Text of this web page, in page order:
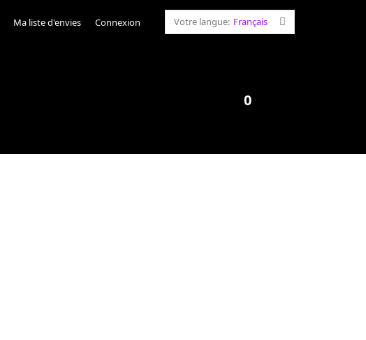
Votre langue: Français
Ma liste d'envies Connexion
0